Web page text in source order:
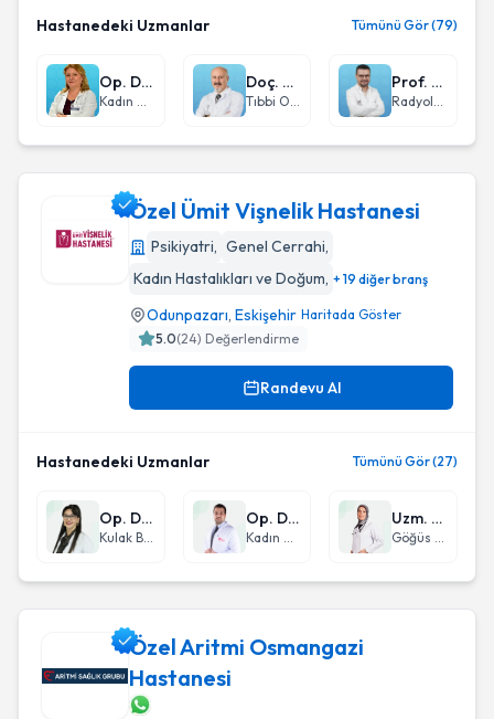
Hastanedeki Uzmanlar Tümünü Gör (79)
Op. Dr. Seval Pata
Kadın Hastalıkları ve Doğum
Doç. Dr. Özgür Açıkgöz
Tıbbi Onkoloji
Prof. Dr. Hayri Oğul
Radyoloji
Özel Ümit Vişnelik Hastanesi
Psikiyatri, Genel Cerrahi,
Kadın Hastalıkları ve Doğum, + 19 diğer branş
Odunpazarı, Eskişehir Haritada Göster
5.0(24) Değerlendirme
Randevu Al
Hastanedeki Uzmanlar Tümünü Gör (27)
Op. Dr. Sevilay Aynacı
Kulak Burun Boğaz hastalıkları - KBB
Op. Dr. Çağrı Kutlugün EMRAL
Kadın Hastalıkları ve Doğum
Uzm. Dr. Hale Moral
Göğüs Hastalıkları
Özel Aritmi Osmangazi
Hastanesi